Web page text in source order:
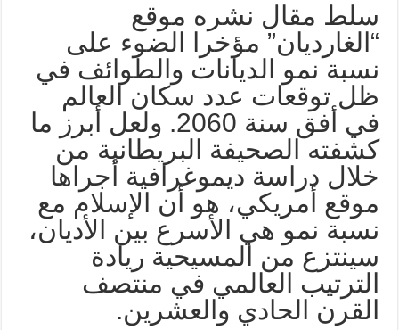
سلط مقال نشره موقع
“الغارديان” مؤخرا الضوء على
نسبة نمو الديانات والطوائف في
ظل توقعات عدد سكان العالم
في أفق سنة 2060. ولعل أبرز ما
كشفته الصحيفة البريطانية من
خلال دراسة ديموغرافية أجراها
موقع أمريكي، هو أن الإسلام مع
نسبة نمو هي الأسرع بين الأديان،
سينتزع من المسيحية ريادة
الترتيب العالمي في منتصف
القرن الحادي والعشرين.